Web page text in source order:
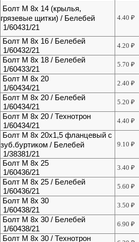
Болт М 8х 14 (крылья,
грязевые щитки) / Белебей
1/60431/21
4.40₽
Болт М 8х 16 / Белебей
1/60432/21
4.20₽
Болт М 8х 18 / Белебей
1/60433/21
5.70₽
Болт М 8х 20
1/60434/21
2.40₽
Болт М 8х 20 / Белебей
1/60434/21
5.20₽
Болт М 8х 20 / Технотрон
1/60434/21
4.40₽
Болт М 8х 20х1,5 фланцевый с
зуб.буртиком / Белебей
1/38381/21
9.10₽
Болт М 8х 25
1/60436/21
3.40₽
Болт М 8х 25 / Белебей
1/60436/21
5.60₽
Болт М 8х 30
1/60438/21
3.50₽
Болт М 8х 30 / Белебей
1/60438/21
6.90₽
Болт М 8х 30 / Технотрон